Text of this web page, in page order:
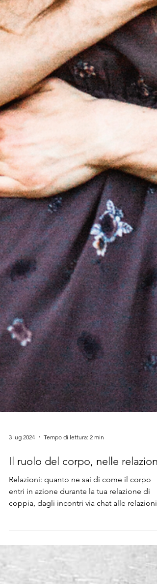
3 lug 2024 Tempo di lettura: 2 min
Il ruolo del corpo, nelle relazioni
Relazioni: quanto ne sai di come il corpo